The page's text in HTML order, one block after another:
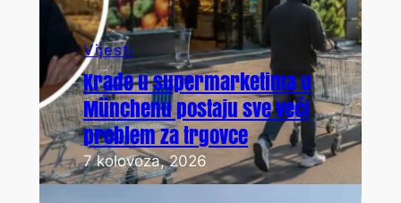
Vijesti
Krađe u supermarketima u
Münchenu postaju sve veći
problem za trgovce
7 kolovoza, 2026